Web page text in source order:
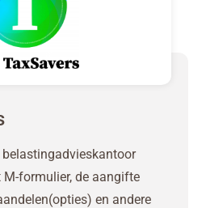
belastingadvieskantoor
formulier, de aangifte
en andere